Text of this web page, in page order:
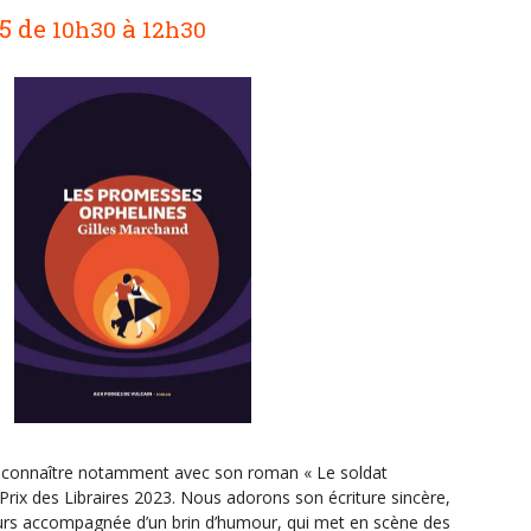
de 10h30 à 12h30
connaître notamment avec son roman « Le soldat
des Libraires 2023. Nous adorons son écriture sincère,
accompagnée d’un brin d’humour, qui met en scène des